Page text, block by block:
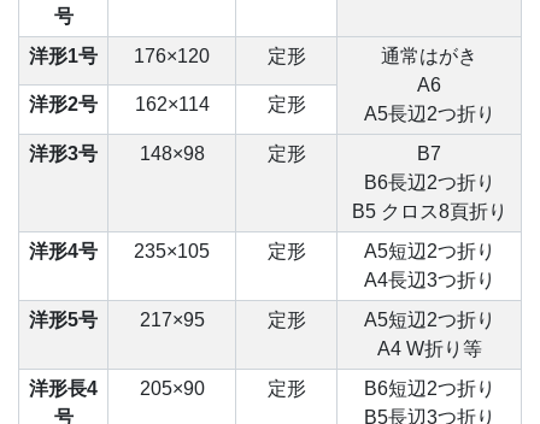
号
洋形1号 176×120 定形
通常はがき
A6
A5長辺2つ折り
洋形2号 162×114 定形
洋形3号 148×98 定形
B7
B6長辺2つ折り
B5 クロス8頁折り
洋形4号
235×105 定形
A5短辺2つ折り
A4長辺3つ折り
洋形5号
217×95 定形
A5短辺2つ折り
A4 W折り等
洋形長4
号
205×90 定形
B6短辺2つ折り
B5長辺3つ折り